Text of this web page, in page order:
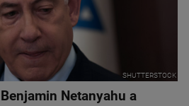
SHUTTERSTOCK
Netanyahu a